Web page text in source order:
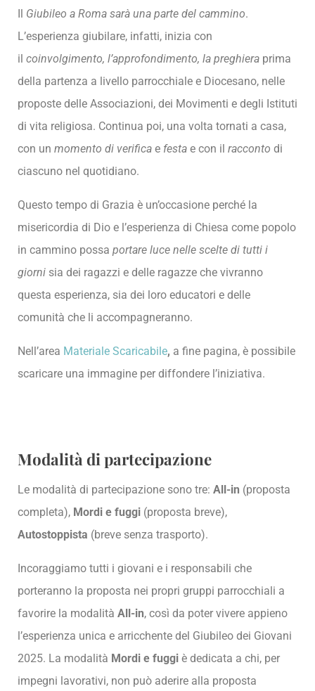
Giubileo a Roma sarà una parte del cammino.
L’esperienza giubilare, infatti, inizia con
il coinvolgimento, l’approfondimento, la preghiera prima
della partenza a livello parrocchiale e Diocesano, nelle
proposte delle Associazioni, dei Movimenti e degli Istituti
di vita religiosa. Continua poi, una volta tornati a casa,
con un momento di verifica e festa e con il racconto di
ciascuno nel quotidiano.
Questo tempo di Grazia è un’occasione perché la
misericordia di Dio e l’esperienza di Chiesa come popolo
in cammino possa portare luce nelle scelte di tutti i
giorni sia dei ragazzi e delle ragazze che vivranno
questa esperienza, sia dei loro educatori e delle
comunità che li accompagneranno.
Nell’area Materiale Scaricabile, a fine pagina, è possibile
scaricare una immagine per diffondere l’iniziativa.
Modalità di partecipazione
Le modalità di partecipazione sono tre: All-in (proposta
completa), Mordi e fuggi (proposta breve),
Autostoppista (breve senza trasporto).
Incoraggiamo tutti i giovani e i responsabili che
porteranno la proposta nei propri gruppi parrocchiali a
favorire la modalità All-in, così da poter vivere appieno
l’esperienza unica e arricchente del Giubileo dei Giovani
2025. La modalità Mordi e fuggi è dedicata a chi, per
impegni lavorativi, non può aderire alla proposta